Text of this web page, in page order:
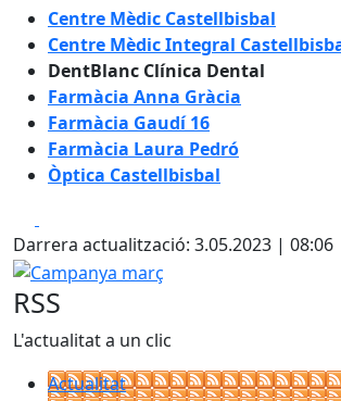
Centre Mèdic Castellbisbal
Centre Mèdic Integral
DentBlanc Clínica Dental
Farmàcia Anna Gràcia
Farmàcia Gaudí 16
Farmàcia Laura Pedró
Òptica Castellbisbal
Darrera actualització: 3.05.2023 | 08:06
Campanya març
RSS
L'actualitat a un clic
Actualitat